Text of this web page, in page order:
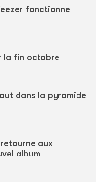
fonctionne
la fin octobre
dans la pyramide
aux
album